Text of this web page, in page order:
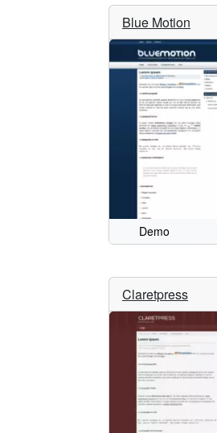
Blue Motion
Demo
Claretpress